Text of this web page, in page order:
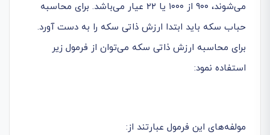
می‌شوند، ۹۰۰ از ۱۰۰۰ یا ۲۲ عیار می‌باشد. برای محاسبه
حباب سکه باید ابتدا ارزش ذاتی سکه را به دست آورد.
برای محاسبه ارزش ذاتی سکه می‌توان از فرمول زیر
استفاده نمود:
مولفه‌‎های این فرمول عبارتند از: